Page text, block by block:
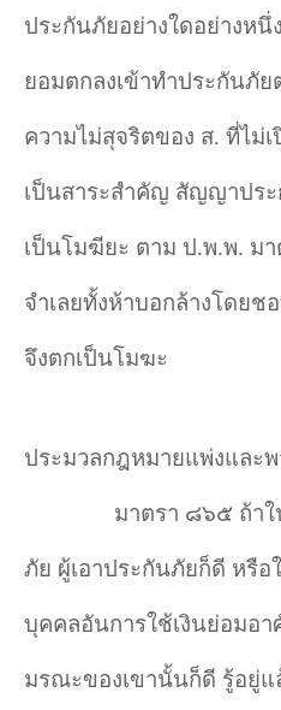
ประกันภัยอย่างใดอย่างหนึ่
ยอมตกลงเข้าทำประกันภัย
ความไม่สุจริตของ ส. ที่ไม่
เป็นสาระสำคัญ สัญญาปร
เป็นโมฆียะ ตาม ป.พ.พ. ม
จำเลยทั้งห้าบอกล้างโดย
จึงตกเป็นโมฆะ
ประมวลกฎหมายแพ่งและ
มาตรา ๘๖๕ ถ้า
ภัย ผู้เอาประกันภัยก็ดี หรื
บุคคลอันการใช้เงินย่อมอ
มรณะของเขานั้นก็ดี รู้อยู่แ